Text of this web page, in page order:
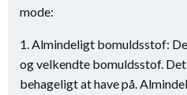
mode:
1. Almindeligt bomuldsstof:
og velkendte bomuldsstof.
behageligt at have på.